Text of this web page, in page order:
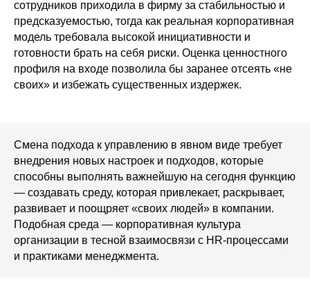
сотрудников приходила в фирму за стабильностью и
предсказуемостью, тогда как реальная корпоративная
модель требовала высокой инициативности и
готовности брать на себя риски. Оценка ценностного
профиля на входе позволила бы заранее отсеять «не
своих» и избежать существенных издержек.
Смена подхода к управлению в явном виде требует
внедрения новых настроек и подходов, которые
способны выполнять важнейшую на сегодня функцию
— создавать среду, которая привлекает, раскрывает,
развивает и поощряет «своих людей» в компании.
Подобная среда — корпоративная культура
организации в тесной взаимосвязи с HR-процессами
и практиками менеджмента.